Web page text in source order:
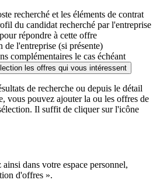
recherché et les éléments de contrat
du candidat recherché par l'entreprise
répondre à cette offre
de l'entreprise (si présente)
complémentaires le cas échéant
les offres qui vous intéressent
de recherche ou depuis le détail
vous pouvez ajouter la ou les offres de
Il suffit de cliquer sur l'icône
dans votre espace personnel,
d'offres ».